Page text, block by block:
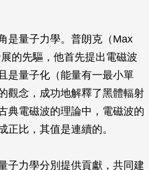
是量子力學。普朗克（Max
的先驅，他首先提出電磁波
是量子化（能量有一最小單
觀念，成功地解釋了黑體輻射
典電磁波的理論中，電磁波的
正比，其值是連續的。
子力學分別提供貢獻，共同建